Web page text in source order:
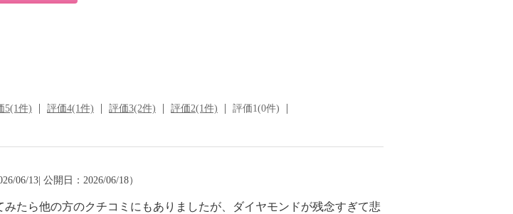
5(1件) 評価4(1件) 評価3(2件) 評価2(1件) 評価1(0件)
06/13| 公開日：2026/06/18）
たら他の方のクチコミにもありましたが、ダイヤモンドが残念すぎて悲